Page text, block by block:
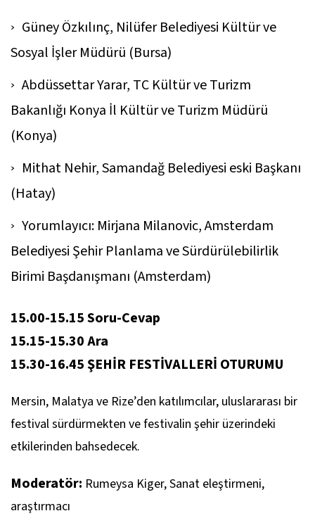
Güney Özkılınç, Nilüfer Belediyesi Kültür ve
Sosyal İşler Müdürü (Bursa)
Abdüssettar Yarar, TC Kültür ve Turizm
Bakanlığı Konya İl Kültür ve Turizm Müdürü
(Konya)
Mithat Nehir, Samandağ Belediyesi eski Başkanı
(Hatay)
Yorumlayıcı: Mirjana Milanovic, Amsterdam
Belediyesi Şehir Planlama ve Sürdürülebilirlik
Birimi Başdanışmanı (Amsterdam)
15.00-15.15 Soru-Cevap
15.15-15.30 Ara
15.30-16.45 ŞEHİR FESTİVALLERİ OTURUMU
Mersin, Malatya ve Rize’den katılımcılar, uluslararası bir
festival sürdürmekten ve festivalin şehir üzerindeki
etkilerinden bahsedecek.
Moderatör: Rumeysa Kiger, Sanat eleştirmeni,
araştırmacı